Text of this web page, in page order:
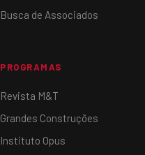
Busca de Associados
PROGRAMAS
Revista M&T
Grandes Construções
Instituto Opus